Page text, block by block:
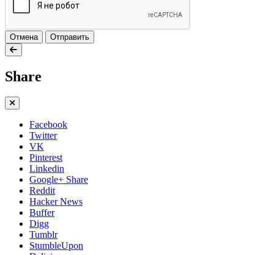
Отмена Отправить
Share
Facebook
Twitter
VK
Pinterest
Linkedin
Google+ Share
Reddit
Hacker News
Buffer
Digg
Tumblr
StumbleUpon